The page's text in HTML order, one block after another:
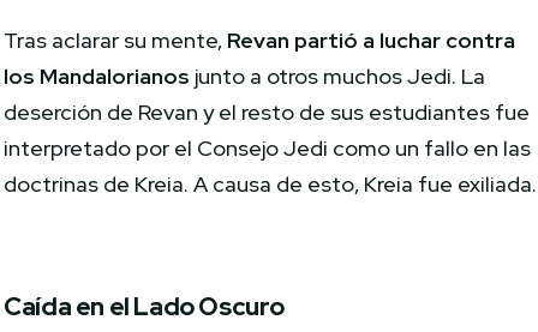
Tras aclarar su mente, Revan partió a luchar contra
los Mandalorianos junto a otros muchos Jedi. La
deserción de Revan y el resto de sus estudiantes fue
interpretado por el Consejo Jedi como un fallo en las
doctrinas de Kreia. A causa de esto, Kreia fue exiliada.
Caída en el Lado Oscuro